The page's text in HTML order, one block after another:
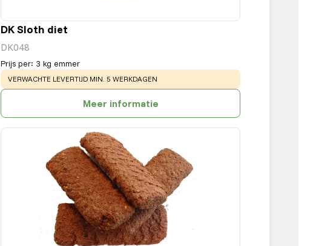
DK Sloth diet
DK048
Prijs per: 3 kg emmer
WARNING:
VERWACHTE LEVERTIJD MIN. 5 WERKDAGEN
Meer informatie